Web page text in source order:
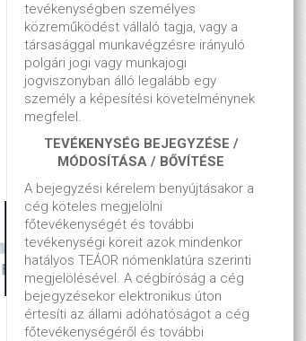
tevékenységben személyes
közreműködést vállaló tagja, vagy a
társasággal munkavégzésre irányuló
polgári jogi vagy munkajogi
jogviszonyban álló legalább egy
személy a képesítési követelménynek
megfelel.
TEVÉKENYSÉG BEJEGYZÉSE /
MÓDOSÍTÁSA / BŐVÍTÉSE
A bejegyzési kérelem benyújtásakor a
cég köteles megjelölni
főtevékenységét és további
tevékenységi köreit azok mindenkor
hatályos TEÁOR nómenklatúra szerinti
megjelölésével. A cégbíróság a cég
bejegyzésekor elektronikus úton
értesíti az állami adóhatóságot a cég
főtevékenységéről és további